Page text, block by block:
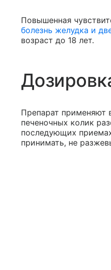
Повышенная
болезнь желудка и
возраст до 18 лет.
Препарат применяют
печеночных колик
последующих
принимать, не